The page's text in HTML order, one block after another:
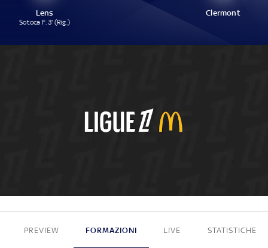
Lens
Sotoca F. 3' (Rig.)
Clermont
1 - 0
PREVIEW FORMAZIONI LIVE STATISTICHE